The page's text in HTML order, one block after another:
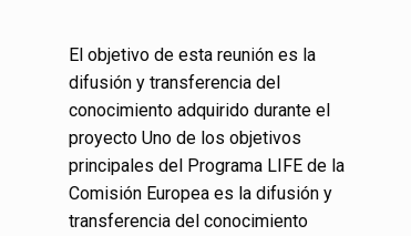
El objetivo de esta reunión es la
difusión y transferencia del
conocimiento adquirido durante el
proyecto Uno de los objetivos
principales del Programa LIFE de la
Comisión Europea es la difusión y
transferencia del conocimiento